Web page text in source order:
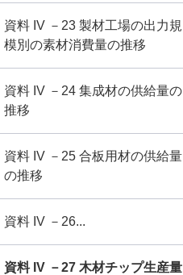
資料 IV －23 製材工場の出力規
模別の素材消費量の推移
資料 IV －24 集成材の供給量の
推移
資料 IV －25 合板用材の供給量
の推移
資料 IV －26...
資料 IV －27 木材チップ生産量